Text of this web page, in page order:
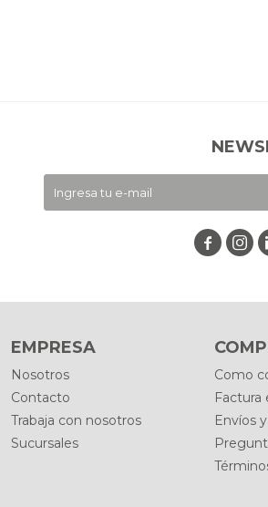
EMPRESA
Nosotros
Contacto
Trabaja con nosotros
Sucursales
Como
Factura
Envíos
 